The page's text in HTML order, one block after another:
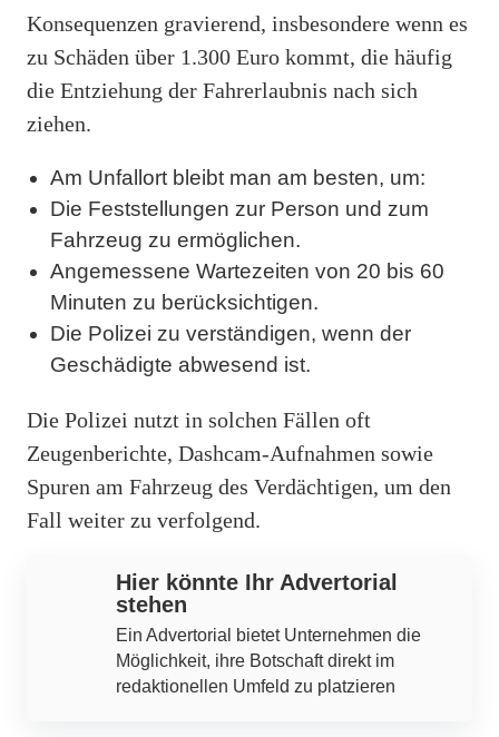
Konsequenzen gravierend, insbesondere wenn es
zu Schäden über 1.300 Euro kommt, die häufig
die Entziehung der Fahrerlaubnis nach sich
ziehen.
Am Unfallort bleibt man am besten, um:
Die Feststellungen zur Person und zum
Fahrzeug zu ermöglichen.
Angemessene Wartezeiten von 20 bis 60
Minuten zu berücksichtigen.
Die Polizei zu verständigen, wenn der
Geschädigte abwesend ist.
Die Polizei nutzt in solchen Fällen oft
Zeugenberichte, Dashcam-Aufnahmen sowie
Spuren am Fahrzeug des Verdächtigen, um den
Fall weiter zu verfolgend.
Hier könnte Ihr Advertorial
stehen
Ein Advertorial bietet Unternehmen die
Möglichkeit, ihre Botschaft direkt im
redaktionellen Umfeld zu platzieren